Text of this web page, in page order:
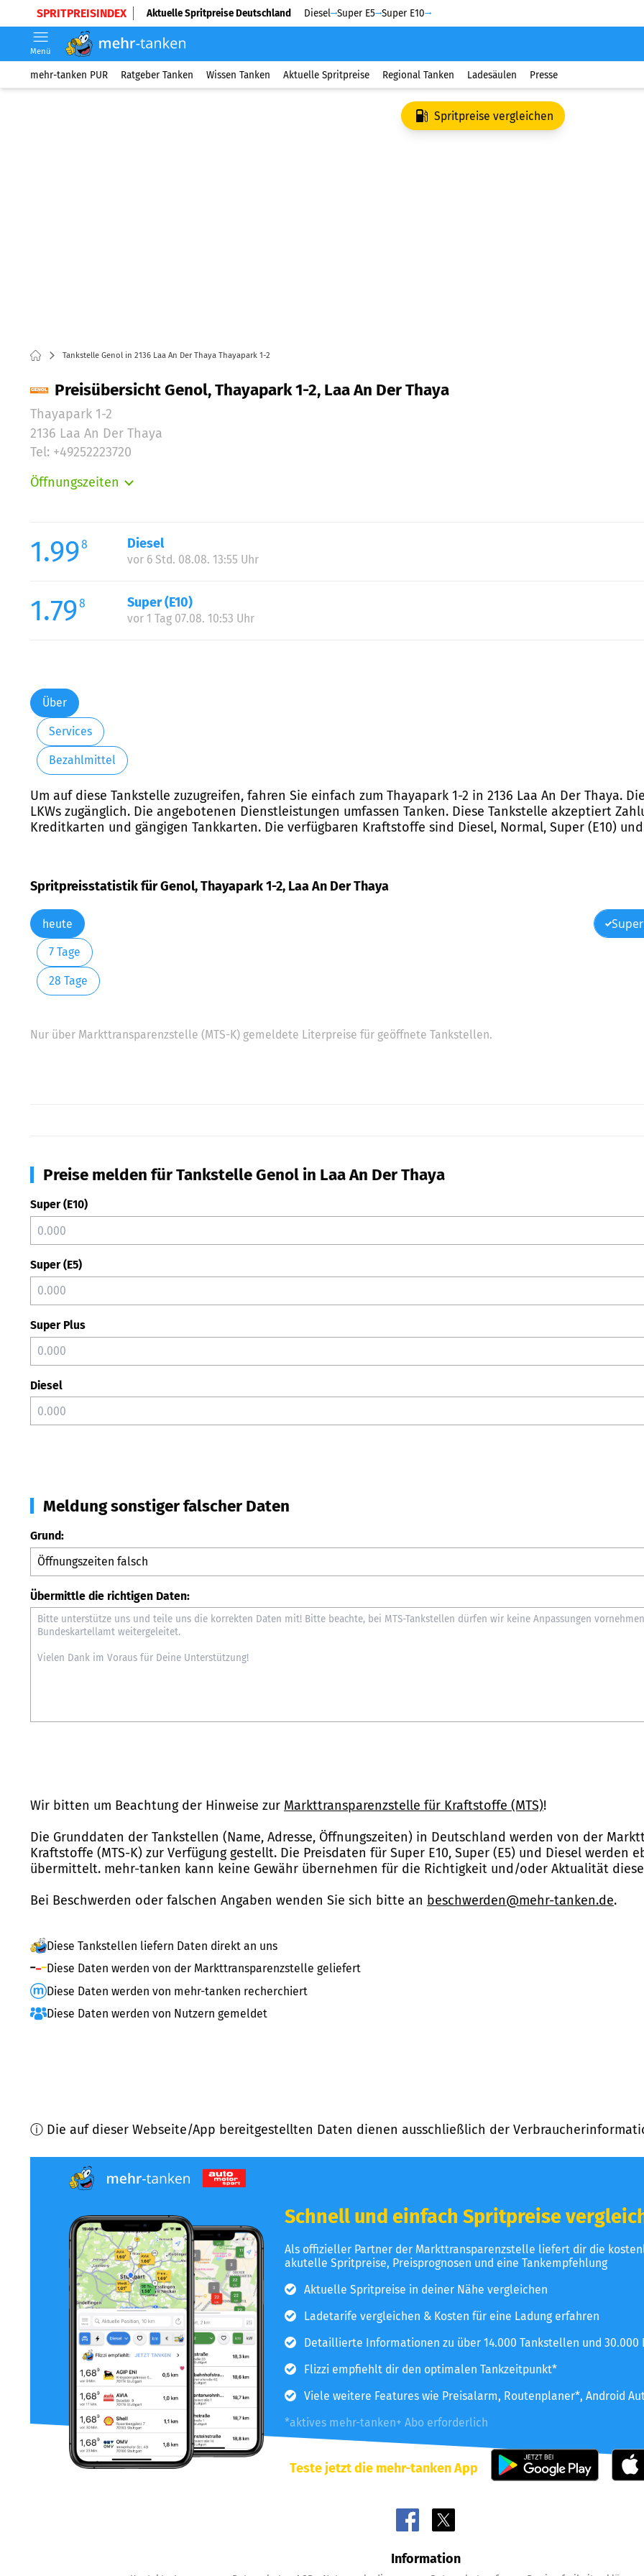
SPRITPREISINDEX Aktuelle Spritpreise Deutschland Diesel Super E5 Super E10
Menü
mehr-tanken PUR Ratgeber Tanken Wissen Tanken Aktuelle Spritpreise Regional Tanken Ladesäulen Presse
Spritpreise vergleichen
Tankstelle Genol in 2136 Laa An Der Thaya Thayapark 1-2
Preisübersicht Genol, Thayapark 1-2, Laa An Der Thaya
Thayapark 1-2
2136 Laa An Der Thaya
Tel: +49252223720
Öffnungszeiten
Mittwoch:
Donnerstag:
Samstag:
Sonntag:
1.998 Diesel
vor 6 Std. 08.08. 13:55 Uhr
1.798 Super (E10)
vor 1 Tag 07.08. 10:53 Uhr
Über
Services
Bezahlmittel
Um auf diese Tankstelle zuzugreifen, fahren Sie einfach zum Thayapark 1-2 in 2136 Laa An Der Thaya.
LKWs zugänglich. Die angebotenen Dienstleistungen umfassen Tanken. Diese Tankstelle akzeptiert
Kreditkarten und gängigen Tankkarten. Die verfügbaren Kraftstoffe sind Diesel, Normal, Super (E10)
Spritpreisstatistik für Genol, Thayapark 1-2, Laa An Der Thaya
heute
7 Tage
28 Tage
Nur über Markttransparenzstelle (MTS-K) gemeldete Literpreise für geöffnete Tankstellen.
Preise melden für Tankstelle Genol in Laa An Der Thaya
Super (E10)
Super (E5)
Super Plus
Diesel
Meldung sonstiger falscher Daten
Grund:
Übermittle die richtigen Daten:
Wir bitten um Beachtung der Hinweise zur Markttransparenzstelle für Kraftstoffe (MTS)!
Die Grunddaten der Tankstellen (Name, Adresse, Öffnungszeiten) in Deutschland werden von der
Kraftstoffe (MTS-K) zur Verfügung gestellt. Die Preisdaten für Super E10, Super (E5) und Diesel werden
übermittelt. mehr-tanken kann keine Gewähr übernehmen für die Richtigkeit und/oder Aktualität
Bei Beschwerden oder falschen Angaben wenden Sie sich bitte an beschwerden@mehr-tanken.de.
Diese Tankstellen liefern Daten direkt an uns
Diese Daten werden von der Markttransparenzstelle geliefert
Diese Daten werden von mehr-tanken recherchiert
Diese Daten werden von Nutzern gemeldet
ⓘ Die auf dieser Webseite/App bereitgestellten Daten dienen ausschließlich der
Schnell und einfach Spritpreise
Als offizieller Partner der Markttransparenzstelle liefert dir die
akutelle Spritpreise, Preisprognosen und eine Tankempfehlung
Aktuelle Spritpreise in deiner Nähe vergleichen
Ladetarife vergleichen & Kosten für eine Ladung erfahren
Detaillierte Informationen zu über 14.000 Tankstellen und 30.000
Flizzi empfiehlt dir den optimalen Tankzeitpunkt*
Viele weitere Features wie Preisalarm, Routenplaner*, Android
*aktives mehr-tanken+ Abo erforderlich
Teste jetzt die mehr-tanken App
Information